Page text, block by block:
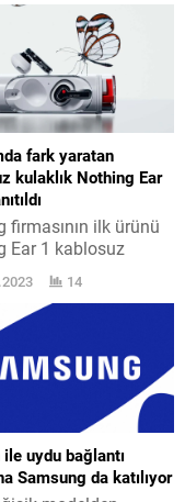
fark yaratan
kulaklık Nothing Ear
firmasının ilk ürünü
Ear 1 kablosuz
sonrasında Nothing
modeli de geldi.
kurucularından Carl
ses getiren
ilk ekipman
Ear 1 kablosuz
ve ilk uslu telefon
Phone 1
karşımıza
Ear Stick kablosuz
modeli ile çıktı....
14
uydu bağlantı
Samsung da katılıyor